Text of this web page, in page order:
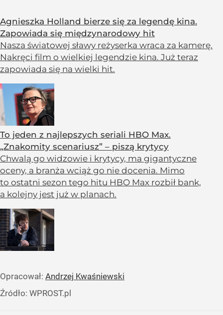
Agnieszka Holland bierze się za legendę kina.
Zapowiada się międzynarodowy hit
Nasza światowej sławy reżyserka wraca za kamerę.
Nakręci film o wielkiej legendzie kina. Już teraz
zapowiada się na wielki hit.
To jeden z najlepszych seriali HBO Max.
„Znakomity scenariusz” – piszą krytycy
Chwalą go widzowie i krytycy, ma gigantyczne
oceny, a branża wciąż go nie docenia. Mimo
to ostatni sezon tego hitu HBO Max rozbił bank,
a kolejny jest już w planach.
Opracował: Andrzej Kwaśniewski
Źródło: WPROST.pl